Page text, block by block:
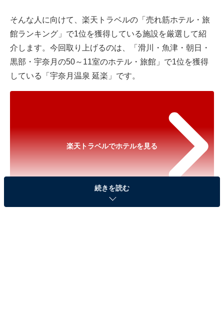
そんな人に向けて、 楽天トラベルの「売れ筋ホテル・旅
館ランキング」で1位を獲得している施設を厳選して紹
介します。今回取り上げるのは、「滑川・魚津・朝日・
黒部・宇奈月の50～11室のホテル・旅館」で1位を獲得
している「宇奈月温泉 延楽」です。
楽天トラベルでホテルを見る
続きを読む